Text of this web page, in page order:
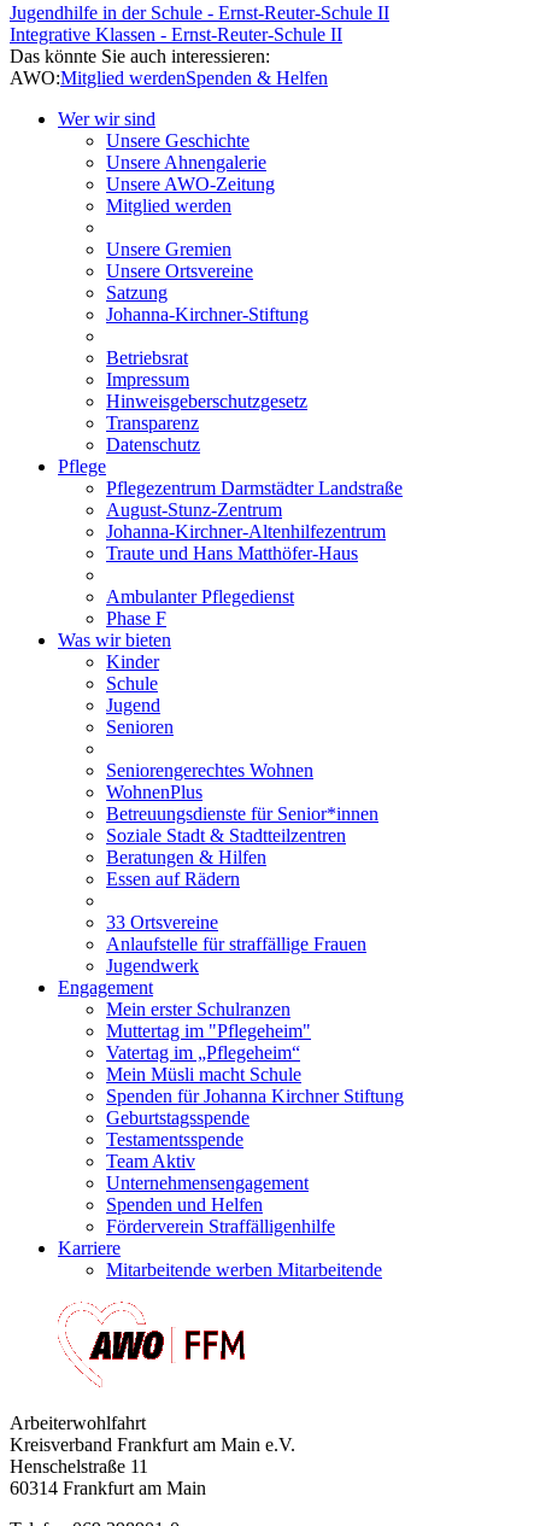
Jugendhilfe in der Schule - Ernst-Reuter-Schule II
Integrative Klassen - Ernst-Reuter-Schule II
Das könnte Sie auch interessieren:
AWO:Mitglied werdenSpenden & Helfen
Wer wir sind
Unsere Geschichte
Unsere Ahnengalerie
Unsere AWO-Zeitung
Mitglied werden
Unsere Gremien
Unsere Ortsvereine
Satzung
Johanna-Kirchner-Stiftung
Betriebsrat
Impressum
Hinweisgeberschutzgesetz
Transparenz
Datenschutz
Pflege
Pflegezentrum Darmstädter Landstraße
August-Stunz-Zentrum
Johanna-Kirchner-Altenhilfezentrum
Traute und Hans Matthöfer-Haus
Ambulanter Pflegedienst
Phase F
Was wir bieten
Kinder
Schule
Jugend
Senioren
Seniorengerechtes Wohnen
WohnenPlus
Betreuungsdienste für Senior*innen
Soziale Stadt & Stadtteilzentren
Beratungen & Hilfen
Essen auf Rädern
33 Ortsvereine
Anlaufstelle für straffällige Frauen
Jugendwerk
Engagement
Mein erster Schulranzen
Muttertag im "Pflegeheim"
Vatertag im „Pflegeheim“
Mein Müsli macht Schule
Spenden für Johanna Kirchner Stiftung
Geburtstagsspende
Testamentsspende
Team Aktiv
Unternehmensengagement
Spenden und Helfen
Förderverein Straffälligenhilfe
Karriere
Mitarbeitende werben Mitarbeitende
Arbeiterwohlfahrt
Kreisverband Frankfurt am Main e.V.
Henschelstraße 11
60314 Frankfurt am Main